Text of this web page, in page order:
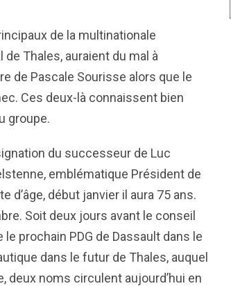
de la multinationale
Thales, auraient du mal à
de Pascale Sourisse alors que le
Ces deux-là connaissent bien
groupe.
du successeur de Luc
emblématique Président de
d’âge, début janvier il aura 75 ans.
Soit deux jours avant le conseil
prochain PDG de Dassault dans le
dans le futur de Thales, auquel
deux noms circulent aujourd’hui en